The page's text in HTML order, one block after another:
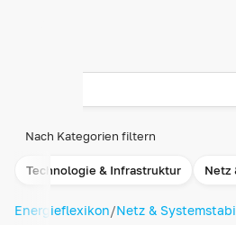
Nach Kategorien filtern
Technologie & Infrastruktur Netz
Energieflexikon/Netz &